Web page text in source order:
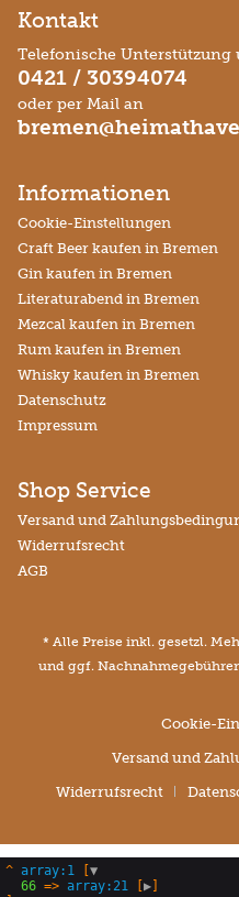
Kontakt
Telefonische Unterstützung
0421 / 30394074
oder per Mail an
Informationen
Cookie-Einstellungen
Craft Beer kaufen in Bremen
Gin kaufen in Bremen
Literaturabend in Bremen
Mezcal kaufen in Bremen
Rum kaufen in Bremen
Whisky kaufen in Bremen
Datenschutz
Impressum
Shop Service
Versand und
Widerrufsrecht
AGB
* Alle Preise inkl. gesetzl.
und ggf.
Cookie-
Versand und
Widerrufsrecht
^ array:1 [▼
66 => array:21 [▶